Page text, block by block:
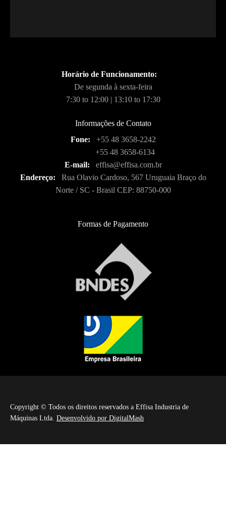
Horário de Funcionamento:
De segunda à sexta-feira
7:30 to 12:00 | 13:10 to 17:30
Informações de Contato
Fone:
+55 48 3658-2242
+55 48 3658-6134
E-mail:
effisa@effisa.com.br
Endereço:
Rua Olavio Cardoso, 567 Uruguaia Braço do
Norte / SC - Brasil CEP: 88750-000
Formas de Pagamento
Copyright © Todos os direitos reservados a Effisa Industria de
Máquinas Ltda. Desenvolvido por DigitalMash